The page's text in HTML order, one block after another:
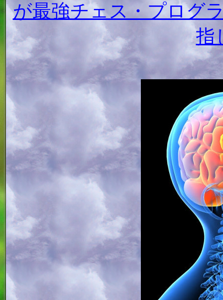
が最強チェス・プログ
指